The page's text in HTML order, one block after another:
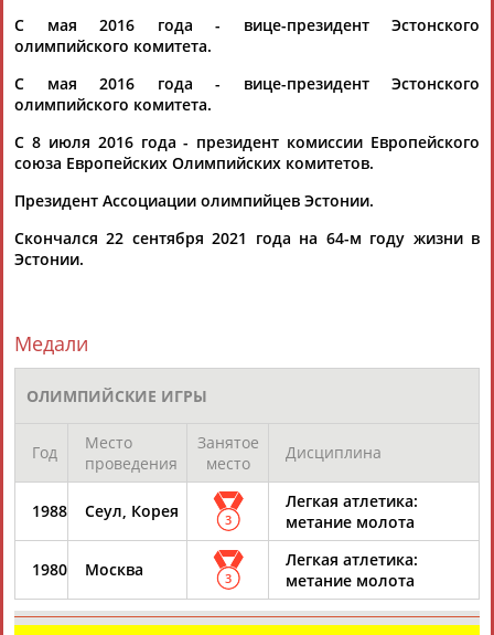
Вопросы сотрудничества и совместной деятельностиinform@infosport.ru
© Стадион, 1998-2026
Разработка и поддержка ООО НАИТ «Стадион»
Адресов в новостной рассылке: 997
Подпишись
С мая 2016 года - вице-президент Эстонского
олимпийского комитета.
С мая 2016 года - вице-президент Эстонского
олимпийского комитета.
С 8 июля 2016 года - президент комиссии Европейского
союза Европейских Олимпийских комитетов.
Президент Ассоциации олимпийцев Эстонии.
Скончался 22 сентября 2021 года на 64-м году жизни в
Эстонии.
Медали
ОЛИМПИЙСКИЕ ИГРЫ
Год
Место
проведения
Занятое
место
Дисциплина
1988 Сеул, Корея 3
Легкая атлетика:
метание молота
1980 Москва 3
Легкая атлетика:
метание молота